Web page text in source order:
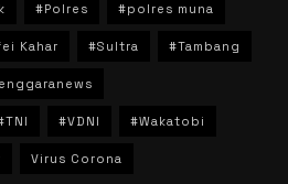
#Polres #polres muna
Kahar #Sultra #Tambang
#VDNI #Wakatobi
Virus Corona